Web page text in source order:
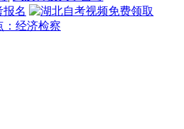
：经济检察